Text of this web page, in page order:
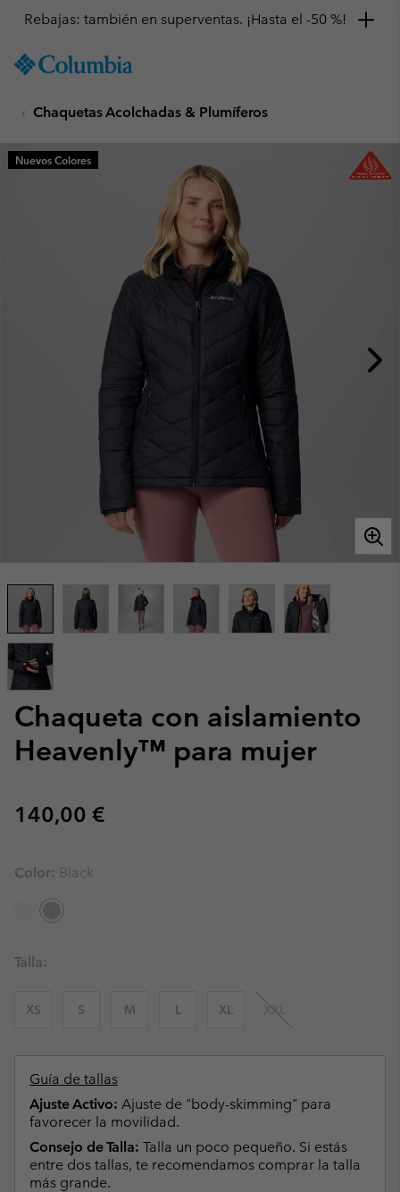
TO
SKIP
MAIN
NAV
Rebajas: también en superventas. ¡Hasta el -50 %!
Chaquetas Acolchadas & Plumíferos
Chaqueta con aislamiento
Heavenly™ para mujer
Regular price:
140,00 €
Nuevos Colores
Color: Black
Talla:
XS S M L XL XXL
Guía de tallas
Ajuste Activo: Ajuste de "body-skimming" para
favorecer la movilidad.
Consejo de Talla: Talla un poco pequeño. Si estás
entre dos tallas, te recomendamos comprar la talla
más grande.